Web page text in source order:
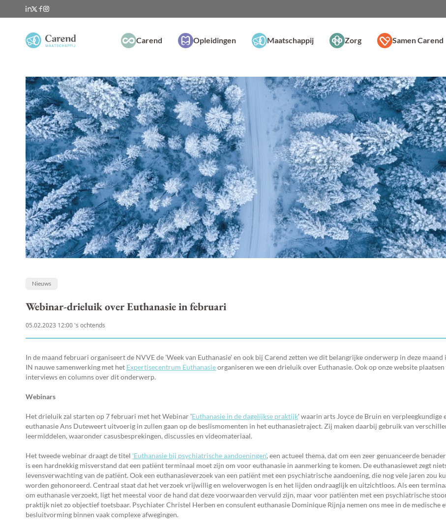
Carend Opleidingen Maatschappij Zorg Samen Carend
Nieuws
Webinar-drieluik over Euthanasie in februari
05.02.2023 12:00 's ochtends
In de maand februari organiseert de NVVE de 'Week van Euthanasie' en ook bij Carend zetten we dit belangrijke onderwerp in deze maand
IN nauwe samenwerking met het Expertisecentrum Euthanasieorganiseren we een drieluik over Euthanasie. Ook op onze website plaatsen
interviews en columns over dit onderwerp.
Webinars
Het drieluik zal starten op 7 februari met het Webinar 'Euthanasie in de dagelijkse praktijk' waarin arts Joyce de Bruin en verpleegkundige
euthanasie Ans Duteweert uitvoerig in zullen gaan op de beslismomenten in het euthanasietraject. Zij maken daarbij gebruik van
leermiddelen, waaronder casusbesprekingen, discussies en videomateriaal.
Het tweede webinar draagt de titel 'Euthanasie bij psychiatrische aandoeningen', een actueel thema, dat om een zeer genuanceerde
is een hardnekkig misverstand dat een patiënt terminaal moet zijn om voor euthanasie in aanmerking te komen. De euthanasiewet zegt
levensverwachting van de patiënt. Ook een euthanasieverzoek van een patiënt met een psychiatrische aandoening, die nog vele jaren zou
worden gehonoreerd. Centraal staat dat het verzoek vrijwillig en weloverwogen is en het lijden ondraaglijk en uitzichtloos. Als een
om euthanasie verzoekt, ligt het meestal voor de hand dat deze voorwaarden vervuld zijn, maar voor patiënten met een psychiatrische
praktijk niet zo objectief toetsbaar. Psychiater Christel Herben en consulent euthanasie Dominique Rijnja nemen ons mee in de medische
besluitvorming binnen vaak complexe afwegingen.